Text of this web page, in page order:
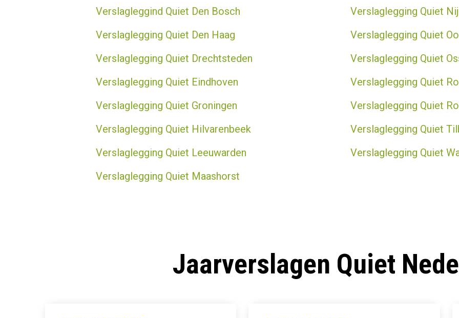
Verslagleggind Quiet Den Bosch
Verslaglegging Quiet Den Haag
Verslaglegging Quiet Drechtsteden
Verslaglegging Quiet Eindhoven
Verslaglegging Quiet Groningen
Verslaglegging Quiet Hilvarenbeek
Verslaglegging Quiet Leeuwarden
Verslaglegging Quiet Maashorst
Verslaglegging Quiet
Verslaglegging Quiet
Verslaglegging Quiet
Verslaglegging Quiet
Verslaglegging Quiet
Verslaglegging Quiet
Verslaglegging Quiet
Jaarverslagen Quiet